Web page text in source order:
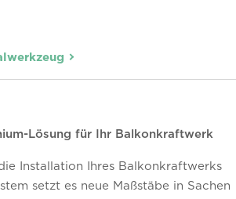
Lösung für Ihr Balkonkraftwerk
Installation Ihres Balkonkraftwerks
setzt es neue Maßstäbe in Sachen